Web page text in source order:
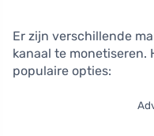
Er zijn verschillende
kanaal te monetiseren.
populaire opties: